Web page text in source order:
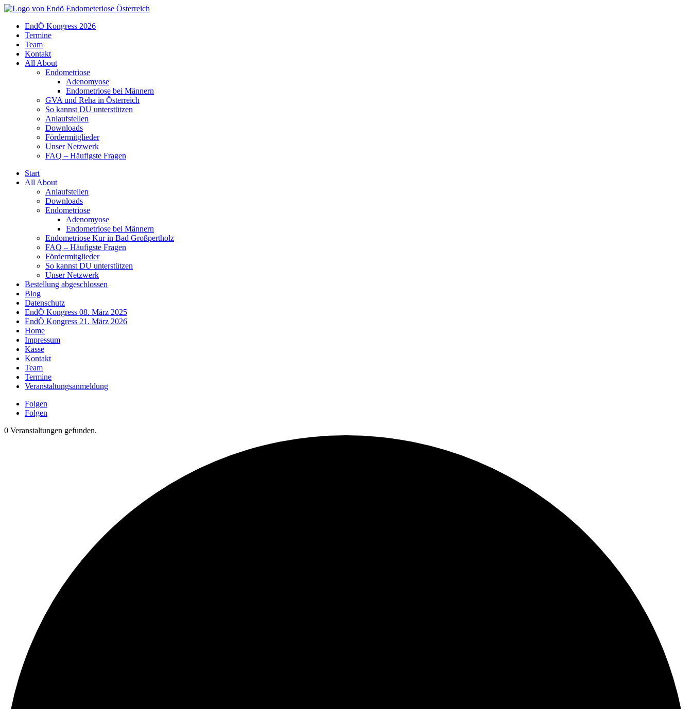
EndÖ Kongress 2026
Termine
Team
Kontakt
All About
Endometriose
Adenomyose
Endometriose bei Männern
GVA und Reha in Österreich
So kannst DU unterstützen
Anlaufstellen
Downloads
Fördermitglieder
Unser Netzwerk
FAQ – Häufigste Fragen
Start
All About
Anlaufstellen
Downloads
Endometriose
Adenomyose
Endometriose bei Männern
Endometriose Kur in Bad Großpertholz
FAQ – Häufigste Fragen
Fördermitglieder
So kannst DU unterstützen
Unser Netzwerk
Bestellung abgeschlossen
Blog
Datenschutz
EndÖ Kongress 08. März 2025
EndÖ Kongress 21. März 2026
Home
Impressum
Kasse
Kontakt
Team
Termine
Veranstaltungsanmeldung
Folgen
Folgen
0 Veranstaltungen gefunden.